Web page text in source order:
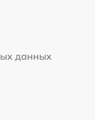
данных